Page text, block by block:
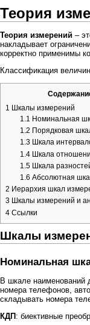
Теория
Теория измерений –
накладывает
корректно применимы
Классификация
1 Шкалы измерений
1.1 Номинальная
1.2 Порядковая
1.3 Шкала
1.4 Шкала
1.5 Шкала
1.6 Абсолютная
2 Иерархия шкал
3 Шкалы измерений и
4 Ссылки
Шкалы
Номинальная
В шкале наименований
номера телефонов,
складывать номера
КДП : биективные